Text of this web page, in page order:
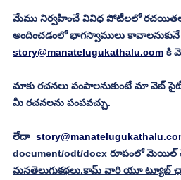
మేము నిర్వహించే వివిధ పోటీలలో
అందించడంలో భాగస్వాములు
story@manatelugukathalu.com కి
మాకు రచనలు పంపాలనుకుంటే మా వెబ్
మీ రచనలను పంపవచ్చు.
లేదా
document/odt/docx రూపంలో మెయిల్
మనతెలుగుకథలు.కామ్ వారి యూ ట్యూబ్